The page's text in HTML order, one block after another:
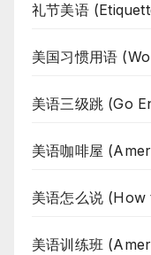
礼节美语
美国习惯用语
美语三级跳 (Go
美语咖啡屋
美语怎么说
美语训练班